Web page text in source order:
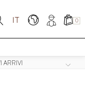
IT 0